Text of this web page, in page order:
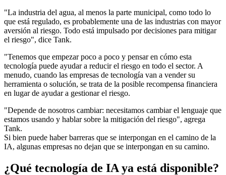
"La industria del agua, al menos la parte municipal, como todo lo
que está regulado, es probablemente una de las industrias con mayor
aversión al riesgo. Todo está impulsado por decisiones para mitigar
el riesgo", dice Tank.
"Tenemos que empezar poco a poco y pensar en cómo esta
tecnología puede ayudar a reducir el riesgo en todo el sector. A
menudo, cuando las empresas de tecnología van a vender su
herramienta o solución, se trata de la posible recompensa financiera
en lugar de ayudar a gestionar el riesgo.
"Depende de nosotros cambiar: necesitamos cambiar el lenguaje que
estamos usando y hablar sobre la mitigación del riesgo", agrega
Tank.
Si bien puede haber barreras que se interpongan en el camino de la
IA, algunas empresas no dejan que se interpongan en su camino.
¿Qué tecnología de IA ya está disponible?